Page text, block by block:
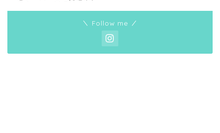
＼ Follow me ／